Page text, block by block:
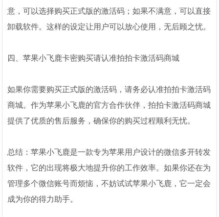
意，可以选择购买正式版的激活码；如果不满意，可以直接
卸载软件。这样的设定让用户可以放心使用，无后顾之忧。
四、苹果小飞鹿卡密购买请认准拍拍卡激活码商城
如果你需要购买正式版的激活码，请务必认准拍拍卡激活码
商城。作为苹果小飞鹿的官方合作伙伴，拍拍卡激活码商城
提供了优质的售后服务，确保你的购买过程顺利无忧。
总结：苹果小飞鹿是一款专为苹果用户设计的微信多开转发
软件，它的出现将极大地提升你的工作效率。如果你还在为
管理多个微信账号而烦恼，不妨试试苹果小飞鹿，它一定会
成为你的得力助手。